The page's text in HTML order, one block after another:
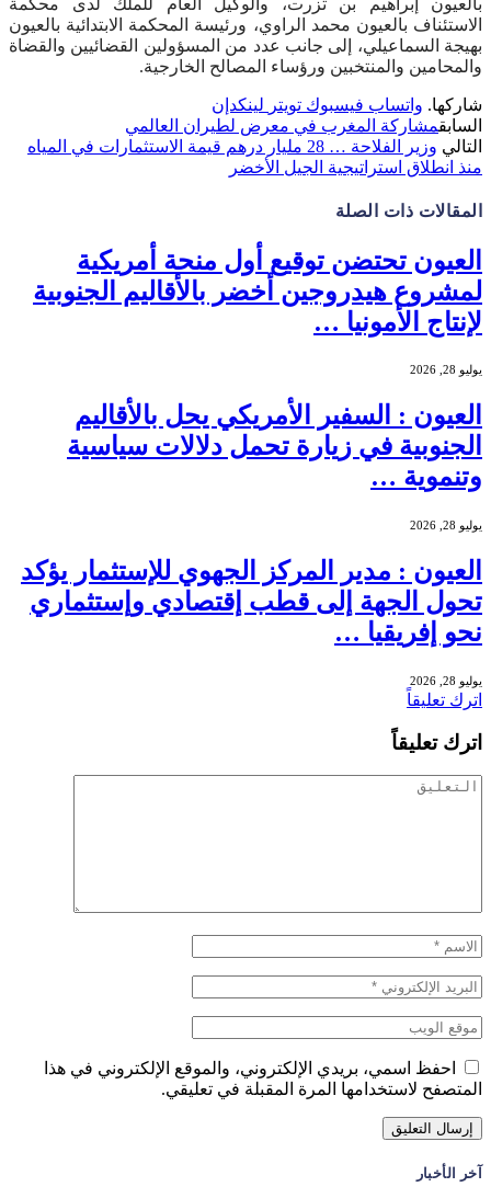
بالعيون إبراهيم بن تزرت، والوكيل العام للملك لدى محكمة
الاستئناف بالعيون محمد الراوي، ورئيسة المحكمة الابتدائية بالعيون
بهيجة السماعيلي، إلى جانب عدد من المسؤولين القضائيين والقضاة
والمحامين والمنتخبين ورؤساء المصالح الخارجية.
شاركها. واتساب فيسبوك تويتر لينكدإن
السابقمشاركة المغرب في معرض لطيران العالمي
التالي
وزير الفلاحة … 28 مليار درهم قيمة الاستثمارات في المياه
منذ انطلاق استراتيجية الجيل الأخضر
المقالات ذات الصلة
العيون تحتضن توقيع أول منحة أمريكية
لمشروع هيدروجين أخضر بالأقاليم الجنوبية
لإنتاج الأمونيا …
يوليو 28, 2026
العيون : السفير الأمريكي يحل بالأقاليم
الجنوبية في زيارة تحمل دلالات سياسية
وتنموية …
يوليو 28, 2026
العيون : مدير المركز الجهوي للإستثمار يؤكد
تحول الجهة إلى قطب إقتصادي وإستثماري
نحو إفريقيا …
يوليو 28, 2026
اترك تعليقاً
اترك تعليقاً
احفظ اسمي، بريدي الإلكتروني، والموقع الإلكتروني في هذا
المتصفح لاستخدامها المرة المقبلة في تعليقي.
آخر الأخبار